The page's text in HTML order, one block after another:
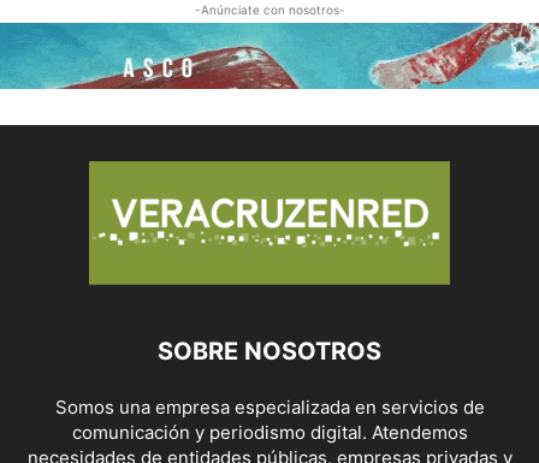
-Anúnciate con nosotros-
SOBRE NOSOTROS
Somos una empresa especializada en servicios de
comunicación y periodismo digital. Atendemos
necesidades de entidades públicas, empresas privadas y